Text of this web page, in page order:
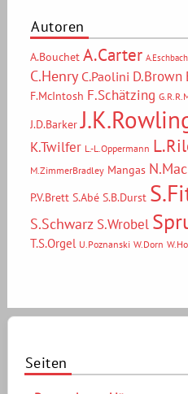
Autoren
A.Bouchet A.Carter A.Eschbach
C.Henry C.Paolini D.Brown
F.McIntosh F.Schätzing
J.D.Barker
K.Twilfer L.-L.Oppermann
M.ZimmerBradley Mangas
P.V.Brett S.Abé S.B.Durst
S.Schwarz S.Wrobel
T.S.Orgel U.Poznanski W.Dorn
Seiten